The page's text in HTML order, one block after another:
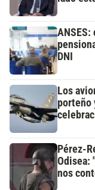
ANSES:
DNI
Los
porteño
Pérez-
Odisea:
nos